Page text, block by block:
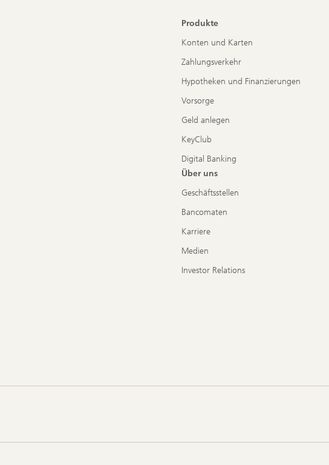
Produkte
Konten und Karten
Zahlungsverkehr
Hypotheken und Finanzierungen
Vorsorge
Geld anlegen
KeyClub
Digital Banking
Über uns
Geschäftsstellen
Bancomaten
Karriere
Medien
Investor Relations